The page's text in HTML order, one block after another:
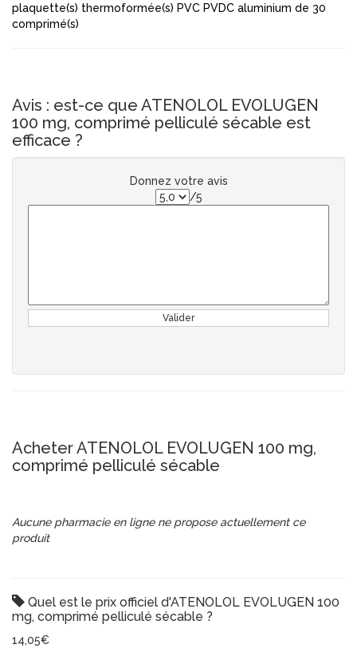
plaquette(s) thermoformée(s) PVC PVDC aluminium de 30
comprimé(s)
Avis : est-ce que ATENOLOL EVOLUGEN
100 mg, comprimé pelliculé sécable est
efficace ?
Donnez votre avis
/5
Valider
Acheter ATENOLOL EVOLUGEN 100 mg,
comprimé pelliculé sécable
Aucune pharmacie en ligne ne propose actuellement ce
produit
Quel est le prix officiel d'ATENOLOL EVOLUGEN 100
mg, comprimé pelliculé sécable ?
14,05€